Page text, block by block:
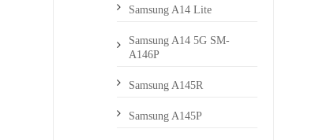
Samsung A14 Lite
Samsung A14 5G SM-
A146P
Samsung A145R
Samsung A145P